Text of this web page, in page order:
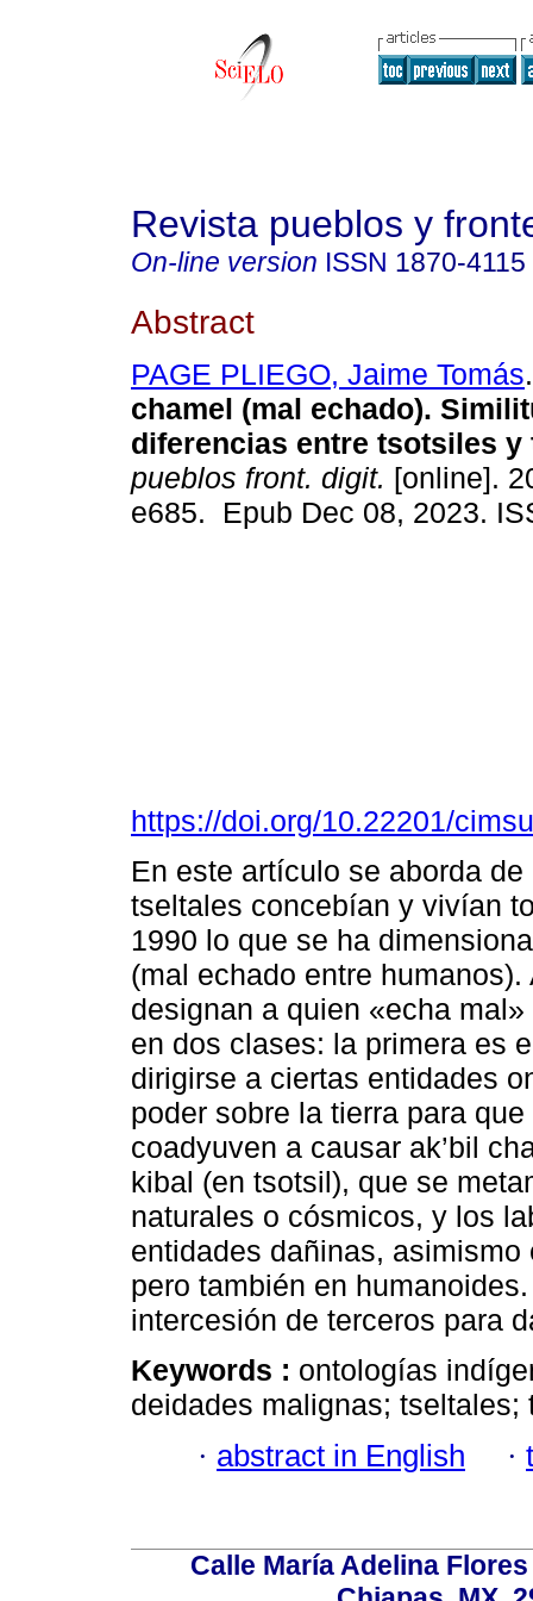
Revista pueblos y
On-line version ISSN 1870-4115
Abstract
PAGE PLIEGO, Jaime Tomás.
chamel (mal echado).
diferencias entre tsotsiles y
pueblos front. digit. [online].
e685. Epub Dec 08, 2023.
https://doi.org/10.22201/
En este artículo se aborda
tseltales concebían y vivían
1990 lo que se ha
(mal echado entre
designan a quien «echa
en dos clases: la primera es
dirigirse a ciertas entidades
poder sobre la tierra para
coadyuven a causar ak’bil
kibal (en tsotsil), que se
naturales o cósmicos, y los
entidades dañinas,
pero también en
intercesión de terceros para
Keywords : ontologías
deidades malignas; tseltales;
· abstract in English ·
Calle María Adelina